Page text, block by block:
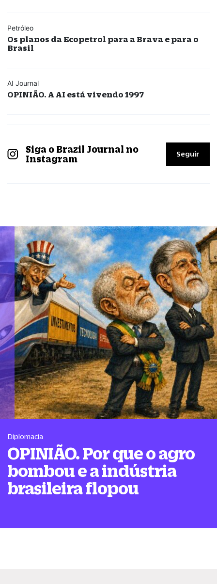
Petróleo
Os planos da Ecopetrol para a Brava e para o
Brasil
AI Journal
OPINIÃO. A AI está vivendo 1997
Siga o Brazil Journal no
Instagram
Seguir
Diplomacia
OPINIÃO. Por que o agro
bombou e a indústria
brasileira flopou